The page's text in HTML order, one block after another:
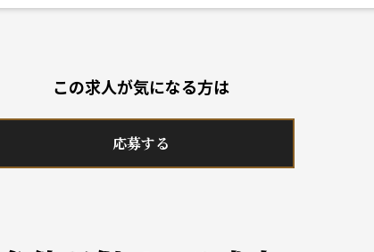
この求人が気になる方は
応募する